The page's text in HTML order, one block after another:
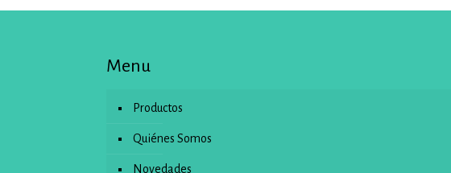
Menu
Productos
Quiénes Somos
Novedades